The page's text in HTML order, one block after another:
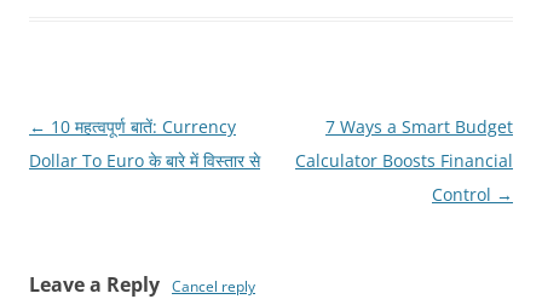
Post
navigation
← 10 महत्वपूर्ण बातें: Currency
Dollar To Euro के बारे में विस्तार से
7 Ways a Smart Budget
Calculator Boosts Financial
Control →
Leave a Reply Cancel reply